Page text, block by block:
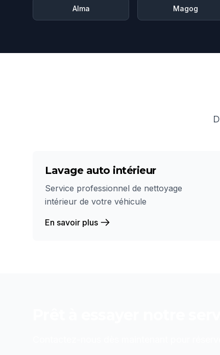
Alma Magog
Lavage auto intérieur
Service professionnel de nettoyage
intérieur de votre véhicule
En savoir plus